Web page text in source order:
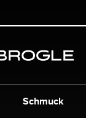
Schmuck